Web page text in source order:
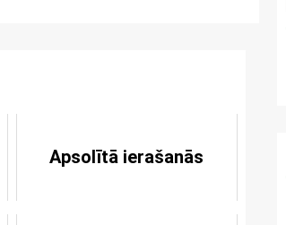
Apsolītā ierašanās